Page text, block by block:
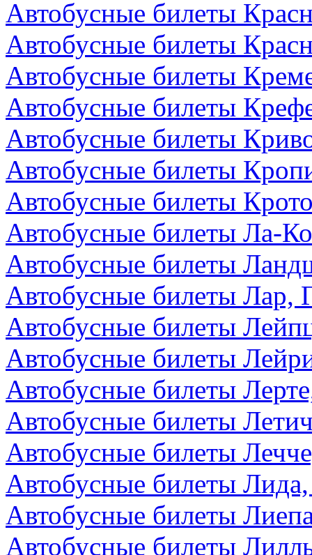
Автобусные билеты
Автобусные билеты
Автобусные билеты
Автобусные билеты
Автобусные билеты
Автобусные билеты
Автобусные билеты
Автобусные билеты Ла-
Автобусные билеты
Автобусные билеты Лар,
Автобусные билеты
Автобусные билеты
Автобусные билеты
Автобусные билеты
Автобусные билеты
Автобусные билеты Лида,
Автобусные билеты
Автобусные билеты